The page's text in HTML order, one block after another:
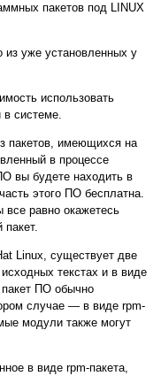
пакетов под LINUX
из уже установленных у
использовать
в системе.
пакетов, имеющихся на
в процессе
вы будете находить в
этого ПО бесплатна.
равно окажетесь
Linux, существует две
текстах и в виде
ПО обычно
случае — в виде rpm-
модули также могут
в виде rpm-пакета,